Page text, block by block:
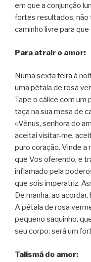
em que a conjunção
fortes resultados, não
caminho livre para
Para atrair o amor:
Numa sexta feira á
uma pétala de rosa
Tape o cálice com um
taça na sua mesa de
«Vênus, senhora do
aceitai visitar-me,
puro coração. Vinde a
que Vos oferendo, e
inflamado pela
que sois imperatriz.
De manha, ao
A pétala de rosa
pequeno saquinho,
seu corpo: será um
Talismã do amor: